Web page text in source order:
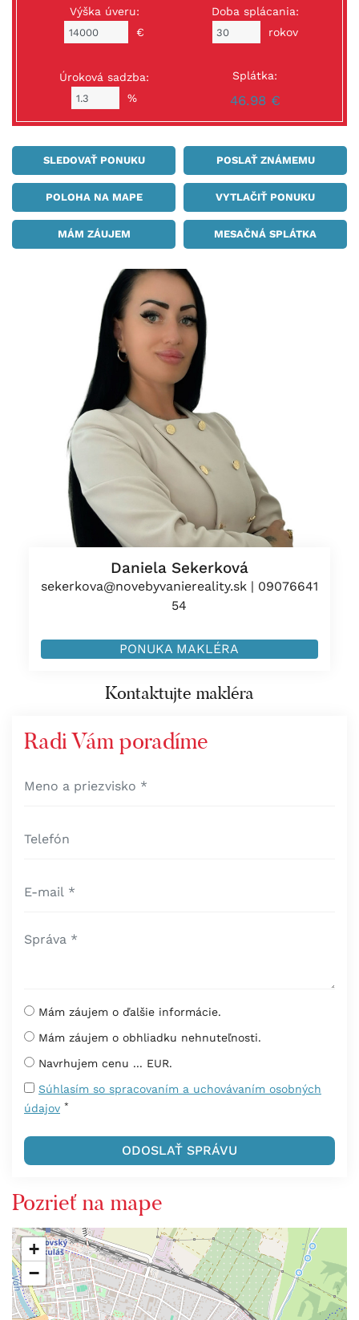
Výška úveru:
€
Doba splácania:
rokov
Úroková sadzba:
%
Splátka:
46.98 €
SLEDOVAŤ PONUKU POSLAŤ ZNÁMEMU
POLOHA NA MAPE VYTLAČIŤ PONUKU
MÁM ZÁUJEM MESAČNÁ SPLÁTKA
Daniela Sekerková
sekerkova@novebyvaniereality.sk| 09076641
54
PONUKA MAKLÉRA
Kontaktujte makléra
Radi Vám poradíme
Mám záujem o ďalšie informácie.
Mám záujem o obhliadku nehnuteľnosti.
Navrhujem cenu ... EUR.
Súhlasím so spracovaním a uchovávaním osobných
údajov *
Pozrieť na mape
+
−